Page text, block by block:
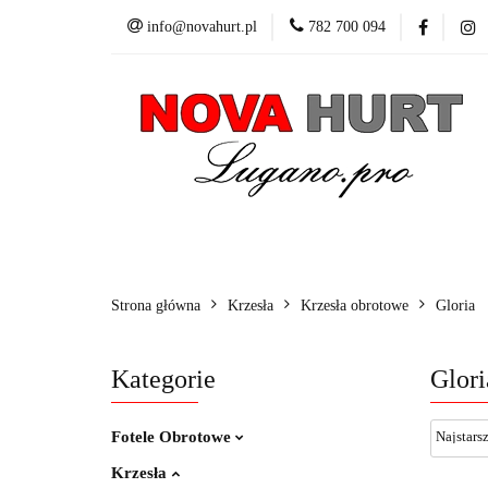
info@novahurt.pl 782 700 094
Fotele obrotowe
Kontakt Dane do
Strona główna Krzesła Krzesła obrotowe Gloria
Kategorie
Fotele Obrotowe
Krzesła